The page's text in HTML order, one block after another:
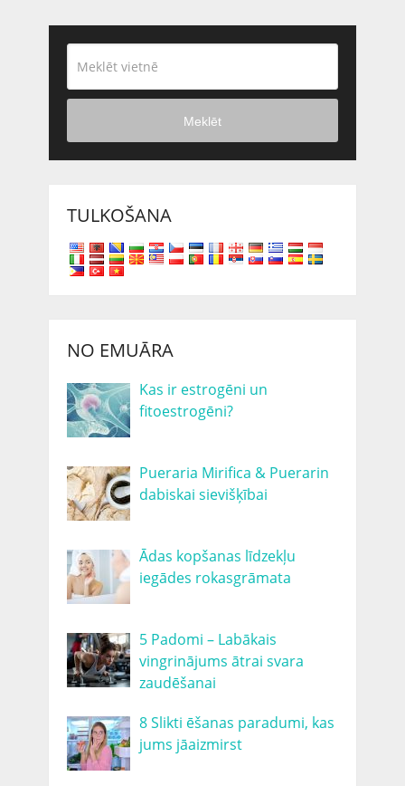
Meklēt
TULKOŠANA
NO EMUĀRA
Kas ir estrogēni un
fitoestrogēni?
Pueraria Mirifica & Puerarin
dabiskai sievišķībai
Ādas kopšanas līdzekļu
iegādes rokasgrāmata
5 Padomi – Labākais
vingrinājums ātrai svara
zaudēšanai
8 Slikti ēšanas paradumi, kas
jums jāaizmirst